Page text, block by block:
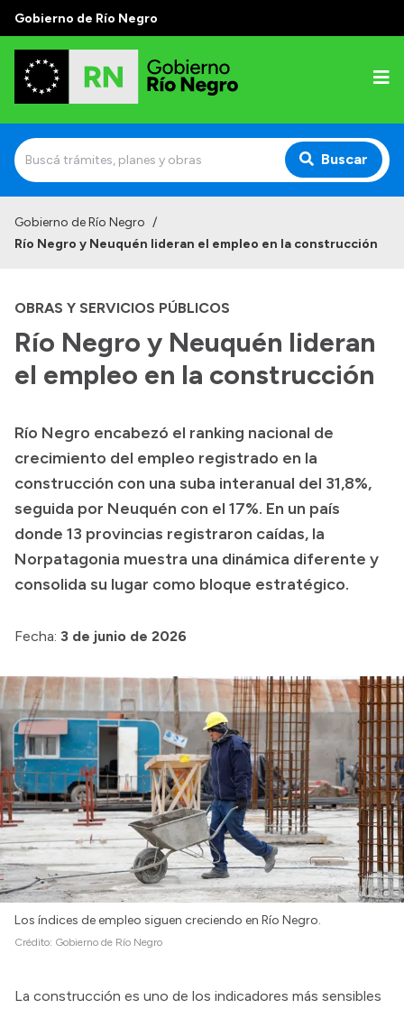
Gobierno de Río Negro
Buscar
Discursos en la Legislatura
Casa de Gobierno
Acerca de Río Negro
Geografía
Invertí en Río Negro
Presupuesto
Boletín Oficial
Compras y licitaciones
Consulta de expedientes
Consulta de pago a proveedores
Convocatorias
Intranet
Login
Gobierno de Río Negro /
Río Negro y Neuquén lideran el empleo en la construcción
OBRAS Y SERVICIOS PÚBLICOS
Río Negro y Neuquén lideran
el empleo en la construcción
Río Negro encabezó el ranking nacional de
crecimiento del empleo registrado en la
construcción con una suba interanual del 31,8%,
seguida por Neuquén con el 17%. En un país
donde 13 provincias registraron caídas, la
Norpatagonia muestra una dinámica diferente y
consolida su lugar como bloque estratégico.
Fecha: 3 de junio de 2026
Los índices de empleo siguen creciendo en Río Negro.
Crédito: Gobierno de Río Negro
La construcción es uno de los indicadores más sensibles